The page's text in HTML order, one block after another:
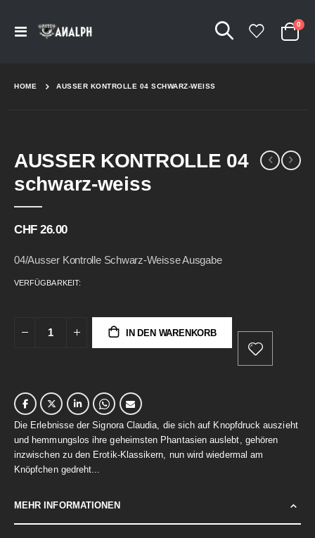
Navigation
Cart
0
HOME AUSSER KONTROLLE 04 SCHWARZ-WEISS
AUSSER KONTROLLE 04
schwarz-weiss
CHF 26.00
04/Ausser Kontrolle Schwarz-Weisse Ausgabe
VERFÜGBARKEIT:
IN DEN WARENKORB
Die Erlebnisse der Signora Claudia, die sich auf Knopfdruck auszieht
und hemmungslos ihre geheimsten Phantasien auslebt, gehören
inzwischen zu den Erotik-Klassikern, nun wird wiedermal am
Knöpfchen gedreht...
MEHR INFORMATIONEN
to
the
end
images
to
the
beginning
images